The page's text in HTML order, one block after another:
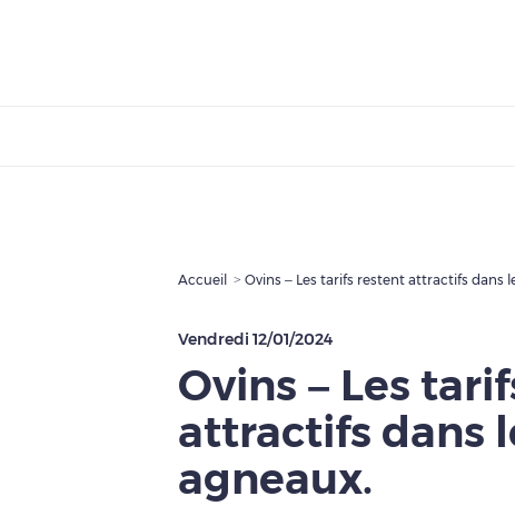
Accueil Ovins – Les tarifs restent attractifs dans
Vendredi 12/01/2024
Ovins – Les
attractifs dans
agneaux.